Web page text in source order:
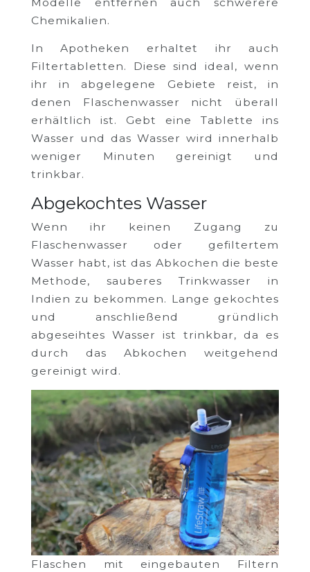
Modelle entfernen auch schwerere
Chemikalien.
In Apotheken erhaltet ihr auch
Filtertabletten. Diese sind ideal, wenn
ihr in abgelegene Gebiete reist, in
denen Flaschenwasser nicht überall
erhältlich ist. Gebt eine Tablette ins
Wasser und das Wasser wird innerhalb
weniger Minuten gereinigt und
trinkbar.
Abgekochtes Wasser
Wenn ihr keinen Zugang zu
Flaschenwasser oder gefiltertem
Wasser habt, ist das Abkochen die beste
Methode, sauberes Trinkwasser in
Indien zu bekommen. Lange gekochtes
und anschließend gründlich
abgeseihtes Wasser ist trinkbar, da es
durch das Abkochen weitgehend
gereinigt wird.
Flaschen mit eingebauten Filtern